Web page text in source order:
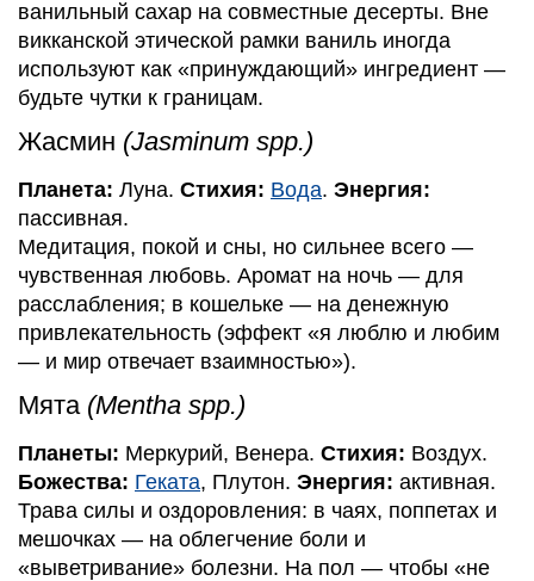
ванильный сахар на совместные десерты. Вне
викканской этической рамки ваниль иногда
используют как «принуждающий» ингредиент —
будьте чутки к границам.
Жасмин (Jasminum spp.)
Планета: Луна. Стихия: Вода. Энергия:
пассивная.
Медитация, покой и сны, но сильнее всего —
чувственная любовь. Аромат на ночь — для
расслабления; в кошельке — на денежную
привлекательность (эффект «я люблю и любим
— и мир отвечает взаимностью»).
Мята (Mentha spp.)
Планеты: Меркурий, Венера. Стихия: Воздух.
Божества: Геката, Плутон. Энергия: активная.
Трава силы и оздоровления: в чаях, поппетах и
мешочках — на облегчение боли и
«выветривание» болезни. На пол — чтобы «не